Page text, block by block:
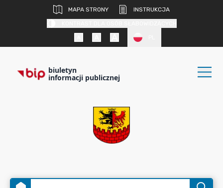
MAPA STRONY
INSTRUKCJA
biuletyn
informacji publicznej